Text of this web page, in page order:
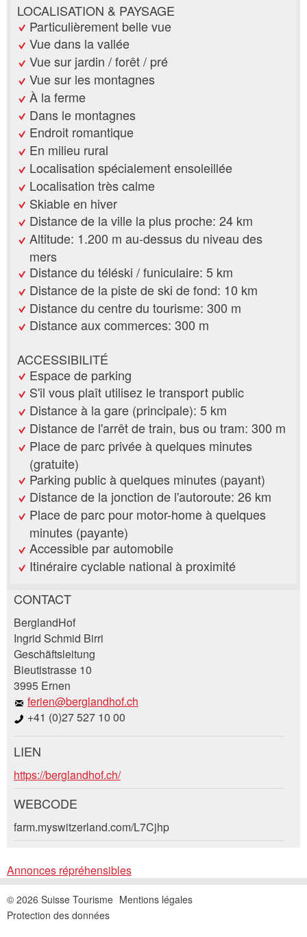
LOCALISATION & PAYSAGE
Particulièrement belle vue
Vue dans la vallée
Vue sur jardin / forêt / pré
Vue sur les montagnes
À la ferme
Dans le montagnes
Endroit romantique
En milieu rural
Localisation spécialement ensoleillée
Localisation très calme
Skiable en hiver
Distance de la ville la plus proche: 24 km
Altitude: 1.200 m au-dessus du niveau des
mers
Distance du téléski / funiculaire: 5 km
Distance de la piste de ski de fond: 10 km
Distance du centre du tourisme: 300 m
Distance aux commerces: 300 m
ACCESSIBILITÉ
Espace de parking
S'il vous plaît utilisez le transport public
Distance à la gare (principale): 5 km
Distance de l'arrêt de train, bus ou tram: 300 m
Place de parc privée à quelques minutes
(gratuite)
Parking public à quelques minutes (payant)
Distance de la jonction de l'autoroute: 26 km
Place de parc pour motor-home à quelques
minutes (payante)
Accessible par automobile
Itinéraire cyclable national à proximité
Annonces répréhensibles
Vos commentaires sont grandement appréciés!
Commentaires généraux
Cette annonce n'est plus valable
Annonce incomplète
Nachricht
Recommander l'annonce
Recommandez cette annonce à des amis.
RECOMMANDER L'ANNONCE
Fermer
CONTACT
BerglandHof
Ingrid Schmid Birri
Geschäftsleitung
Bieutistrasse 10
3995 Ernen
ferien@berglandhof.ch
+41 (0)27 527 10 00
Demande de réservation
Composez un message à la personne de
contact pour cette annonce .
Ouvrir
AOÛT 2026
Lu Ma Me
Départ
LIEN
https://berglandhof.ch/
WEBCODE
farm.myswitzerland.com/L7Cjhp
Annonces répréhensibles
© 2026 Suisse Tourisme Mentions légales
Protection des données